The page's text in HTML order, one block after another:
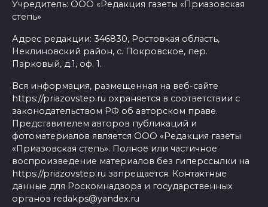
Учредитель: ООО «Редакция газеты «Приазовская
степь»
Адрес редакции: 346830, Ростовкая область,
Неклиновский район, с. Покровское, пер.
Парковый, д.1, оф. 1.
Вся информация, размещенная на веб-сайте
https://priazovstep.ru охраняется в соответствии с
законодательством РФ об авторском праве.
Представителем авторов публикаций и
фотоматериалов является ООО «Редакция газеты
«Приазовская степь». Полное или частичное
воспроизведение материалов без гиперссылки на
https://priazovstep.ru запрещается. Контактные
данные для Роскомнадзора и государственных
органов redakps@yandex.ru